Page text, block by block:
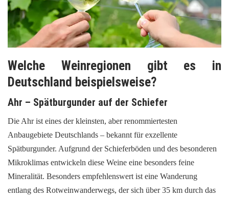
Welche Weinregionen gibt es in
Deutschland beispielsweise?
Ahr – Spätburgunder auf der Schiefer
Die Ahr ist eines der kleinsten, aber renommiertesten
Anbaugebiete Deutschlands – bekannt für exzellente
Spätburgunder. Aufgrund der Schieferböden und des besonderen
Mikroklimas entwickeln diese Weine eine besonders feine
Mineralität. Besonders empfehlenswert ist eine Wanderung
entlang des Rotweinwanderwegs, der sich über 35 km durch das